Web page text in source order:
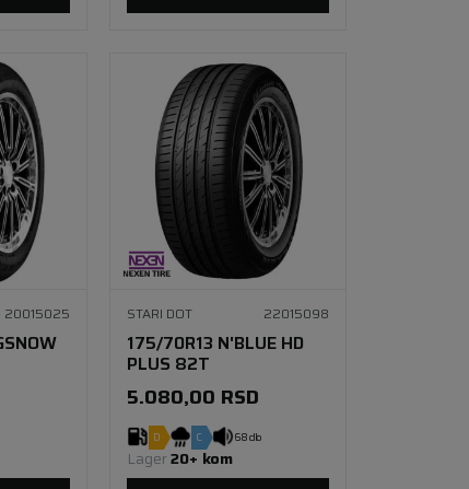
20015025 STARI DOT 22015098
175/70R13 N'BLUE HD
PLUS 82T
5.080,00 RSD
D C 68 db
Lager 20+ kom